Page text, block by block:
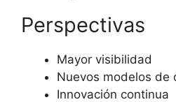
Perspectivas
Mayor visibilidad
Nuevos modelos de
Innovación continua